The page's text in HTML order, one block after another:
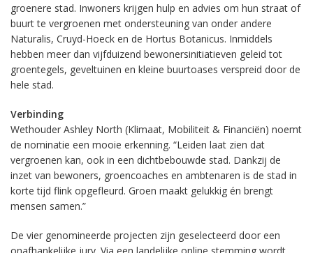
groenere stad. Inwoners krijgen hulp en advies om hun straat of
buurt te vergroenen met ondersteuning van onder andere
Naturalis, Cruyd-Hoeck en de Hortus Botanicus. Inmiddels
hebben meer dan vijfduizend bewonersinitiatieven geleid tot
groentegels, geveltuinen en kleine buurtoases verspreid door de
hele stad.
Verbinding
Wethouder Ashley North (Klimaat, Mobiliteit & Financiën) noemt
de nominatie een mooie erkenning. “Leiden laat zien dat
vergroenen kan, ook in een dichtbebouwde stad. Dankzij de
inzet van bewoners, groencoaches en ambtenaren is de stad in
korte tijd flink opgefleurd. Groen maakt gelukkig én brengt
mensen samen.”
De vier genomineerde projecten zijn geselecteerd door een